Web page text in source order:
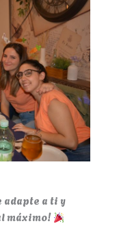
adapte a ti y
máximo!